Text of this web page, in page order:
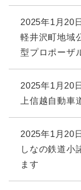
2025年1月20
軽井沢町地域
型プロポーザ
2025年1月20
上信越自動車
2025年1月20
しなの鉄道小
ます